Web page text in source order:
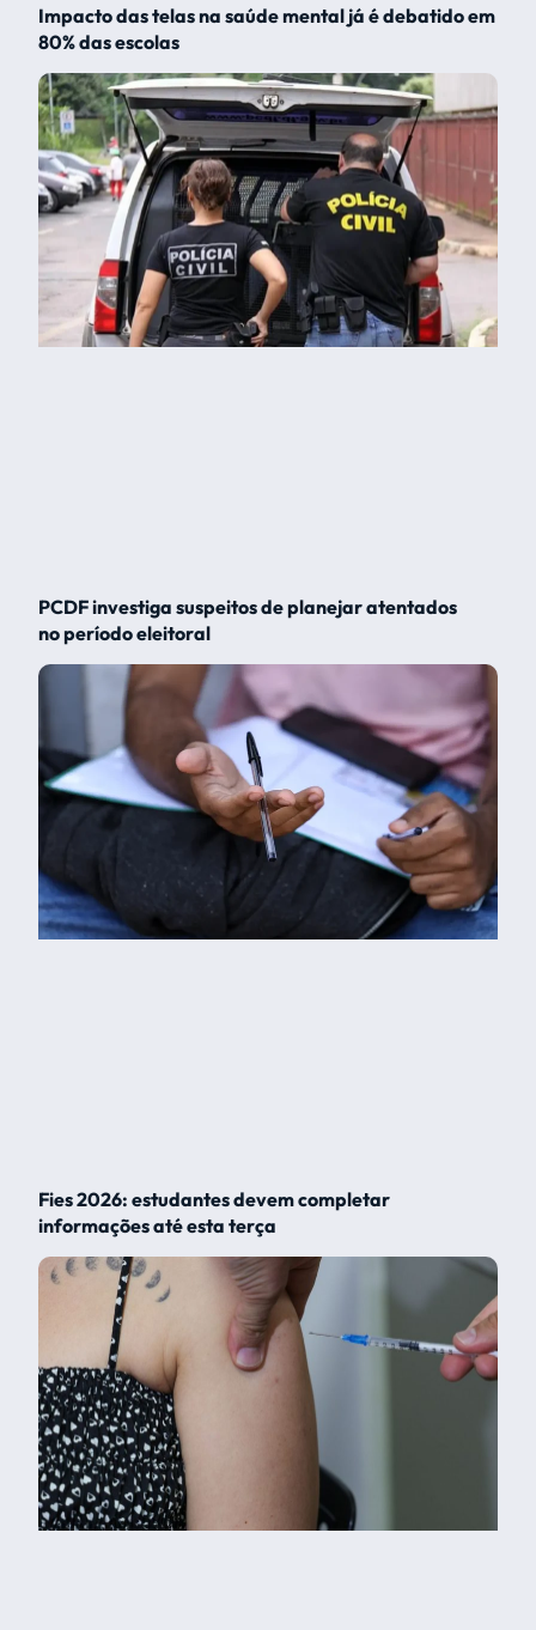
Impacto das telas na saúde mental já é debatido em
80% das escolas
PCDF investiga suspeitos de planejar atentados
no período eleitoral
Fies 2026: estudantes devem completar
informações até esta terça